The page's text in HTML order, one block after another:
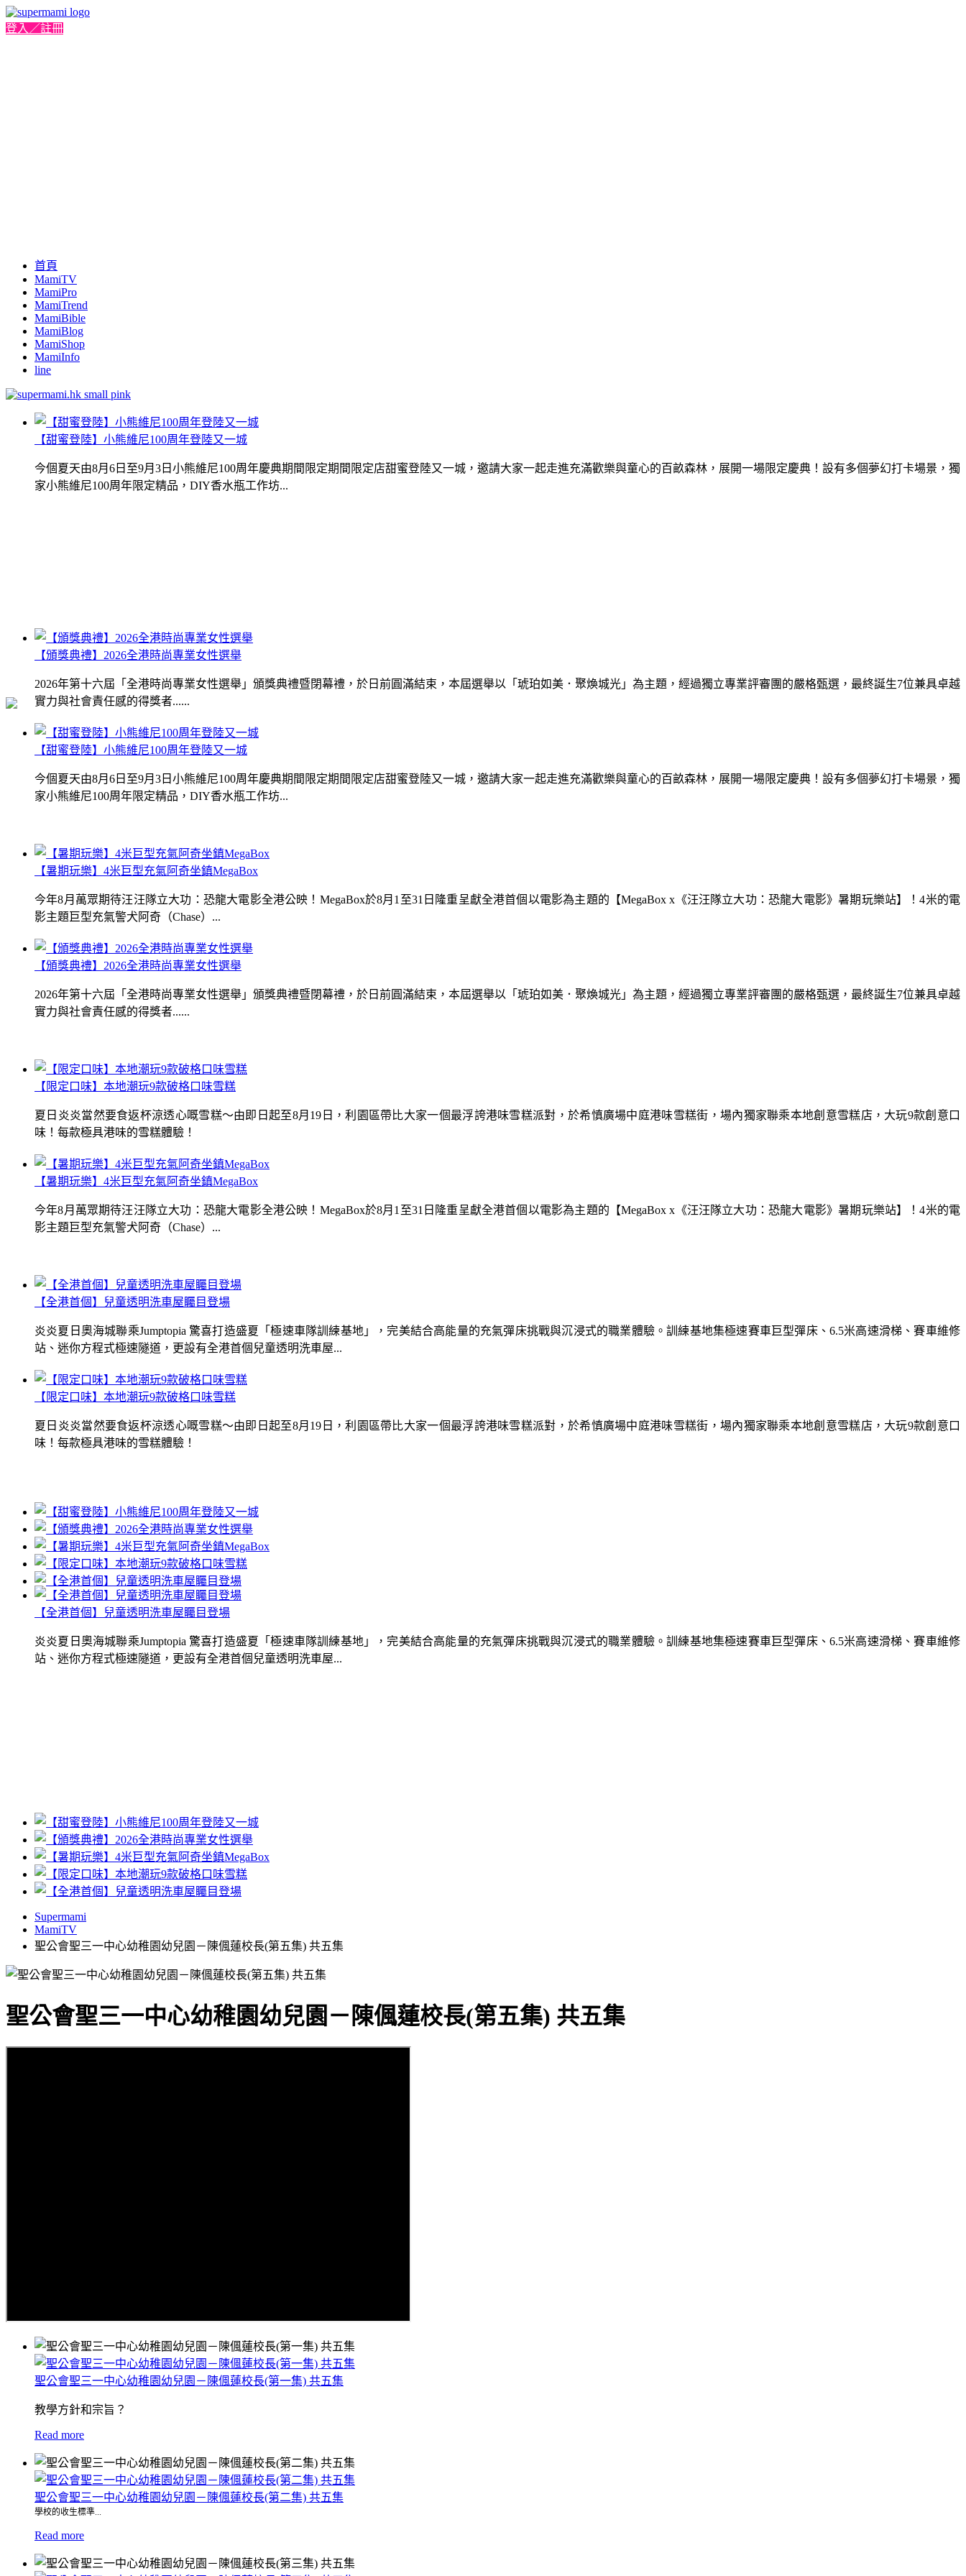
登入／註冊
首頁
MamiTV
MamiPro
MamiTrend
MamiBible
MamiBlog
MamiShop
MamiInfo
line
【甜蜜登陸】小熊維尼100周年登陸又一城
今個夏天由8月6日至9月3日小熊維尼100周年慶典期間限定期間限定店甜蜜登陸又一城，邀請大家一起走進充滿歡樂與童心的百畝森林，展開一場限定慶典！設有多個夢幻打卡場景，獨
家小熊維尼100周年限定精品，DIY香水瓶工作坊...
【頒獎典禮】2026全港時尚專業女性選舉
2026年第十六屆「全港時尚專業女性選舉」頒獎典禮暨閉幕禮，於日前圓滿結束，本屆選舉以「琥珀如美．聚煥城光」為主題，經過獨立專業評審團的嚴格甄選，最終誕生7位兼具卓越
實力與社會責任感的得獎者......
【暑期玩樂】4米巨型充氣阿奇坐鎮MegaBox
今年8月萬眾期待汪汪隊立大功：恐龍大電影全港公映！MegaBox於8月1至31日隆重呈獻全港首個以電影為主題的【MegaBox x《汪汪隊立大功：恐龍大電影》暑期玩樂站】！4米的電
影主題巨型充氣警犬阿奇（Chase）...
【限定口味】本地潮玩9款破格口味雪糕
夏日炎炎當然要食返杯涼透心嘅雪糕～由即日起至8月19日，利園區帶比大家一個最浮誇港味雪糕派對，於希慎廣場中庭港味雪糕街，場內獨家聯乘本地創意雪糕店，大玩9款創意口
味！每款極具港味的雪糕體驗！
【全港首個】兒童透明洗車屋矚目登場
炎炎夏日奧海城聯乘Jumptopia 驚喜打造盛夏「極速車隊訓練基地」，完美結合高能量的充氣彈床挑戰與沉浸式的職業體驗。訓練基地集極速賽車巨型彈床、6.5米高速滑梯、賽車維修
站、迷你方程式極速隧道，更設有全港首個兒童透明洗車屋...
【甜蜜登陸】小熊維尼100周年登陸又一城
今個夏天由8月6日至9月3日小熊維尼100周年慶典期間限定期間限定店甜蜜登陸又一城，邀請大家一起走進充滿歡樂與童心的百畝森林，展開一場限定慶典！設有多個夢幻打卡場景，獨
家小熊維尼100周年限定精品，DIY香水瓶工作坊...
【頒獎典禮】2026全港時尚專業女性選舉
2026年第十六屆「全港時尚專業女性選舉」頒獎典禮暨閉幕禮，於日前圓滿結束，本屆選舉以「琥珀如美．聚煥城光」為主題，經過獨立專業評審團的嚴格甄選，最終誕生7位兼具卓越
實力與社會責任感的得獎者......
【暑期玩樂】4米巨型充氣阿奇坐鎮MegaBox
今年8月萬眾期待汪汪隊立大功：恐龍大電影全港公映！MegaBox於8月1至31日隆重呈獻全港首個以電影為主題的【MegaBox x《汪汪隊立大功：恐龍大電影》暑期玩樂站】！4米的電
影主題巨型充氣警犬阿奇（Chase）...
【限定口味】本地潮玩9款破格口味雪糕
夏日炎炎當然要食返杯涼透心嘅雪糕～由即日起至8月19日，利園區帶比大家一個最浮誇港味雪糕派對，於希慎廣場中庭港味雪糕街，場內獨家聯乘本地創意雪糕店，大玩9款創意口
味！每款極具港味的雪糕體驗！
【全港首個】兒童透明洗車屋矚目登場
炎炎夏日奧海城聯乘Jumptopia 驚喜打造盛夏「極速車隊訓練基地」，完美結合高能量的充氣彈床挑戰與沉浸式的職業體驗。訓練基地集極速賽車巨型彈床、6.5米高速滑梯、賽車維修
站、迷你方程式極速隧道，更設有全港首個兒童透明洗車屋...
Supermami
MamiTV
聖公會聖三一中心幼稚園幼兒園－陳偑蓮校長(第五集) 共五集
聖公會聖三一中心幼稚園幼兒園－陳偑蓮校長(第五集) 共五集
聖公會聖三一中心幼稚園幼兒園－陳偑蓮校長(第一集) 共五集
教學方針和宗旨？
Read more
聖公會聖三一中心幼稚園幼兒園－陳偑蓮校長(第二集) 共五集
學校的收生標準...
Read more